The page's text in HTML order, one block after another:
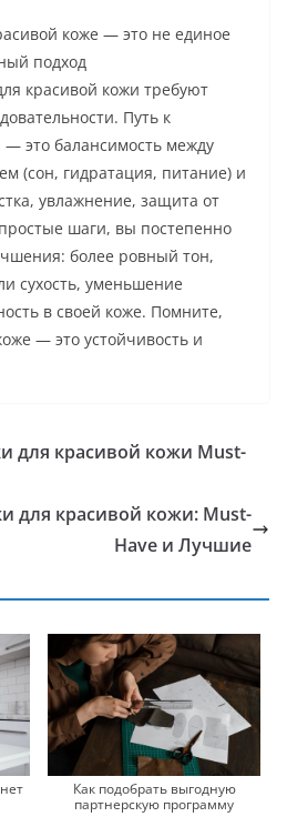
коже — это не единое
подход
красивой кожи требуют
Путь к
— это балансимость между
(сон, гидратация, питание) и
увлажнение, защита от
шаги, вы постепенно
более ровный тон,
сухость, уменьшение
в своей коже. Помните,
— это устойчивость и
для красивой кожи Must-
для красивой кожи: Must-
Have и Лучшие
Как подобрать выгодную
партнерскую программу